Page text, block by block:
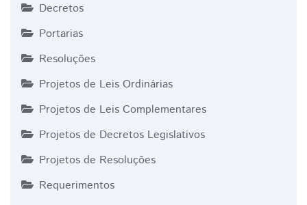
Decretos
Portarias
Resoluções
Projetos de Leis Ordinárias
Projetos de Leis Complementares
Projetos de Decretos Legislativos
Projetos de Resoluções
Requerimentos